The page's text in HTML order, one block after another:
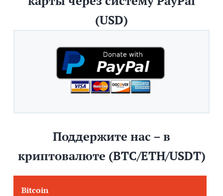
(USD)
Поддержите нас – в
криптовалюте (BTC/ETH/USDT)
Bitcoin